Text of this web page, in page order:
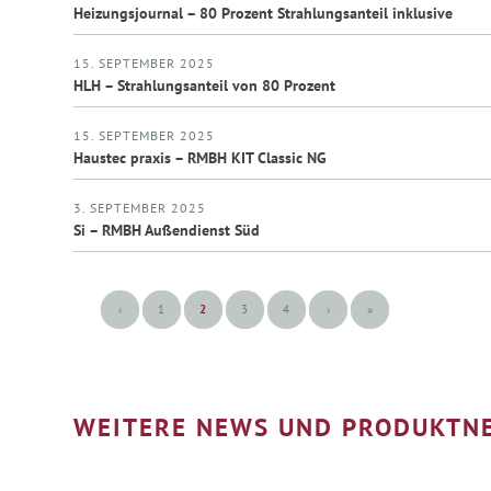
Heizungsjournal – 80 Prozent Strahlungsanteil inklusive
15. SEPTEMBER 2025
HLH – Strahlungsanteil von 80 Prozent
15. SEPTEMBER 2025
Haustec praxis – RMBH KIT Classic NG
3. SEPTEMBER 2025
Si – RMBH Außendienst Süd
‹ 1 2 3 4 › »
WEITERE NEWS UND